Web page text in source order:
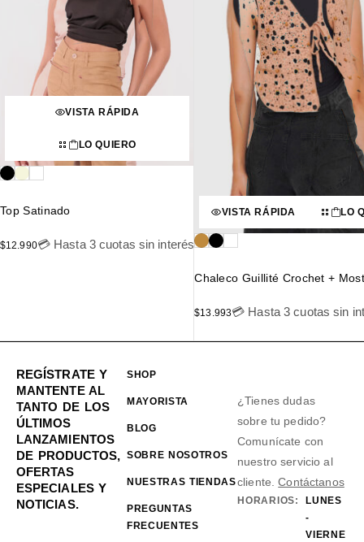
VISTA RÁPIDA
LO QUIERO
Top Satinado
$12.990💳 Hasta 3 cuotas sin interés
VISTA RÁPIDA LO
Chaleco Guillité Crochet +
$13.993💳 Hasta 3 cuotas sin
REGÍSTRATE Y
MANTENTE AL
TANTO DE LOS
ÚLTIMOS
LANZAMIENTOS
DE PRODUCTOS,
OFERTAS
ESPECIALES Y
NOTICIAS.
SHOP
MAYORISTA
BLOG
SOBRE NOSOTROS
NUESTRAS TIENDAS
PREGUNTAS
FRECUENTES
¿Tienes dudas
sobre tu pedido?
Comunícate con
nuestro servicio al
cliente.Contáctanos
HORARIOS:
LUNES
-
VIERNE